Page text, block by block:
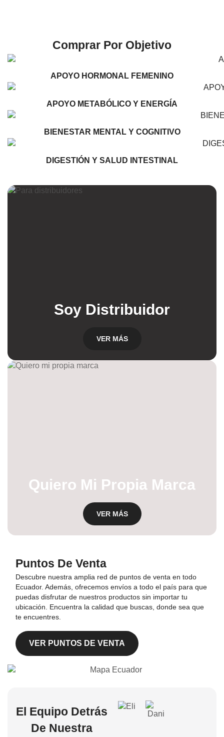
Comprar Por Objetivo
APOYO HORMONAL FEMENINO
APOYO METABÓLICO Y ENERGÍA
BIENESTAR MENTAL Y COGNITIVO
DIGESTIÓN Y SALUD INTESTINAL
Soy Distribuidor
VER MÁS
Quiero Mi Propia Marca
VER MÁS
Puntos De Venta
Descubre nuestra amplia red de puntos de venta en todo
Ecuador. Además, ofrecemos envíos a todo el país para que
puedas disfrutar de nuestros productos sin importar tu
ubicación. Encuentra la calidad que buscas, donde sea que
te encuentres.
VER PUNTOS DE VENTA
El Equipo Detrás
De Nuestra